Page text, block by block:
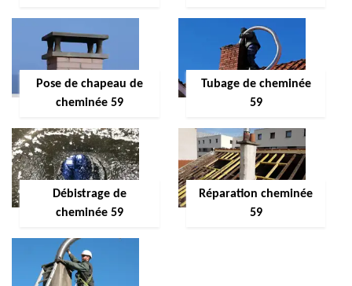
Pose de chapeau de
cheminée 59
Tubage de cheminée
59
Débistrage de
cheminée 59
Réparation cheminée
59